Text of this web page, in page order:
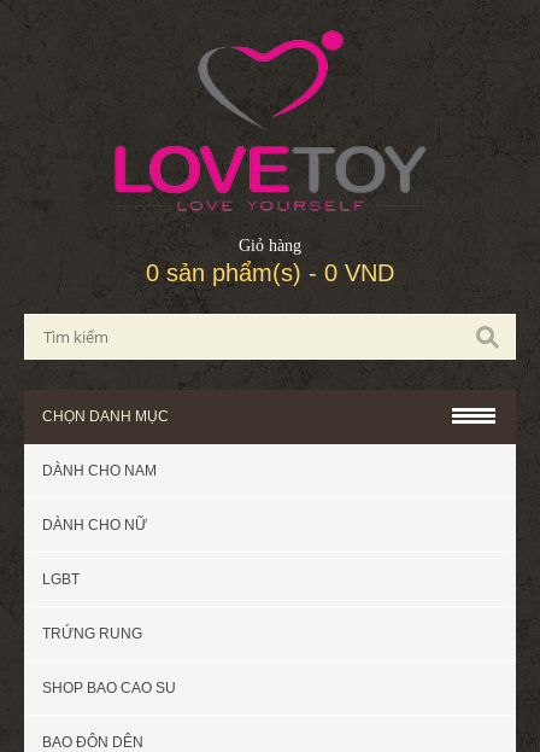
Giỏ hàng
0 sản phẩm(s) - 0 VND
CHỌN DANH MỤC
DÀNH CHO NAM
DÀNH CHO NỮ
LGBT
TRỨNG RUNG
SHOP BAO CAO SU
BAO ĐÔN DÊN